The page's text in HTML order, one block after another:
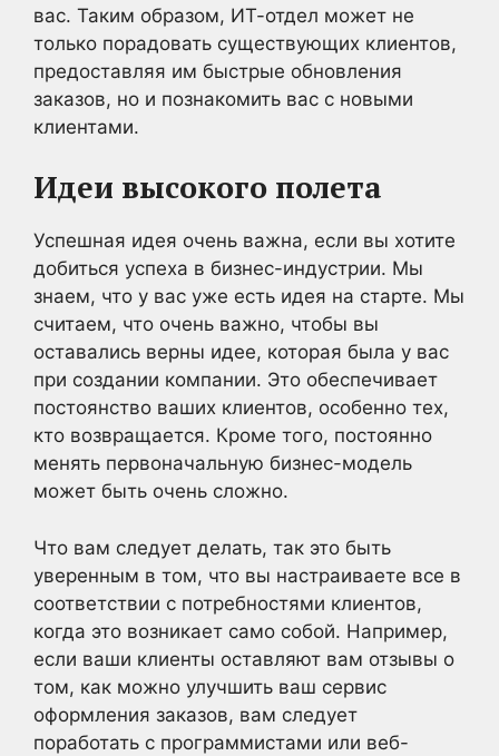
вас. Таким образом, ИТ-отдел может не
только порадовать существующих клиентов,
предоставляя им быстрые обновления
заказов, но и познакомить вас с новыми
клиентами.
Идеи высокого полета
Успешная идея очень важна, если вы хотите
добиться успеха в бизнес-индустрии. Мы
знаем, что у вас уже есть идея на старте. Мы
считаем, что очень важно, чтобы вы
оставались верны идее, которая была у вас
при создании компании. Это обеспечивает
постоянство ваших клиентов, особенно тех,
кто возвращается. Кроме того, постоянно
менять первоначальную бизнес-модель
может быть очень сложно.
Что вам следует делать, так это быть
уверенным в том, что вы настраиваете все в
соответствии с потребностями клиентов,
когда это возникает само собой. Например,
если ваши клиенты оставляют вам отзывы о
том, как можно улучшить ваш сервис
оформления заказов, вам следует
поработать с программистами или веб-